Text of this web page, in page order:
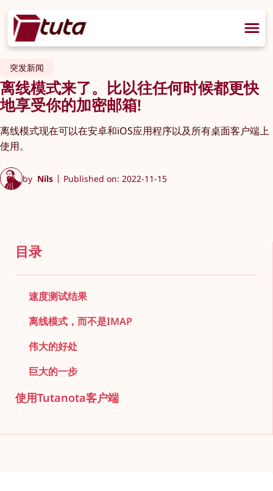
突发新闻
离线模式来了。比以往任何时候都更快
地享受你的加密邮箱!
离线模式现在可以在安卓和iOS应用程序以及所有桌面客户端上
使用。
by Nils Published on: 2022-11-15
目录
速度测试结果
离线模式，而不是IMAP
伟大的好处
巨大的一步
使用Tutanota客户端